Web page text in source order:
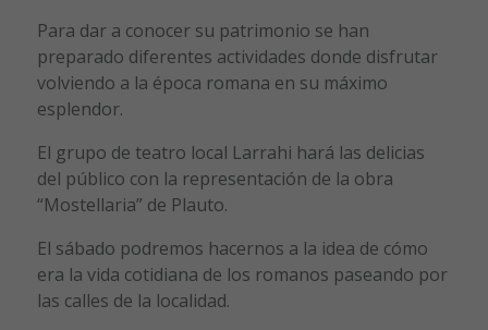
Para dar a conocer su patrimonio se han
preparado diferentes actividades donde disfrutar
volviendo a la época romana en su máximo
esplendor.
El grupo de teatro local Larrahi hará las delicias
del público con la representación de la obra
“Mostellaria” de Plauto.
El sábado podremos hacernos a la idea de cómo
era la vida cotidiana de los romanos paseando por
las calles de la localidad.